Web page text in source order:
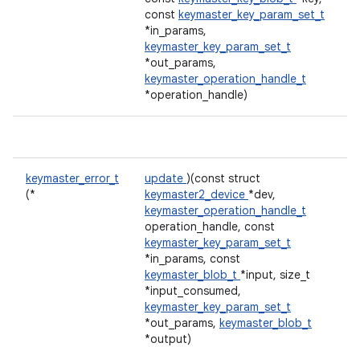
const keymaster_key_param_set_t
*in_params,
keymaster_key_param_set_t
*out_params,
keymaster_operation_handle_t
*operation_handle)
keymaster_error_t
(*
update )(const struct
keymaster2_device *dev,
keymaster_operation_handle_t
operation_handle, const
keymaster_key_param_set_t
*in_params, const
keymaster_blob_t *input, size_t
*input_consumed,
keymaster_key_param_set_t
*out_params, keymaster_blob_t
*output)